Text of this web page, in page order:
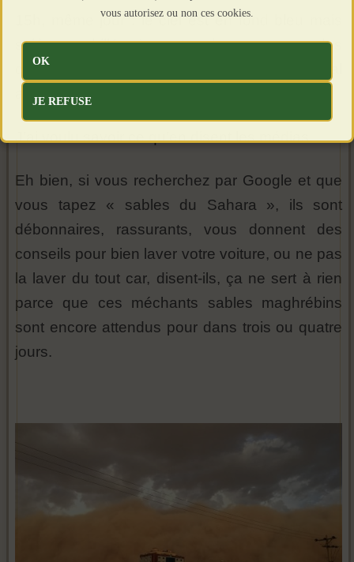
15h, même jour : le ciel est en fond bleu mais
strié, quadrillé, à perte de vue, par des
centaines de traînées blanches. 16h : le mistral
a tout dégagé.
J’ai voulu savoir ce qu’en disent les médias.
Eh bien, si vous recherchez par Google et que
vous tapez « sables du Sahara », ils sont
débonnaires, rassurants, vous donnent des
conseils pour bien laver votre voiture, ou ne pas
la laver du tout car, disent-ils, ça ne sert à rien
parce que ces méchants sables maghrébins
sont encore attendus pour dans trois ou quatre
jours.
vous autorisez ou non ces cookies.
OK
JE REFUSE